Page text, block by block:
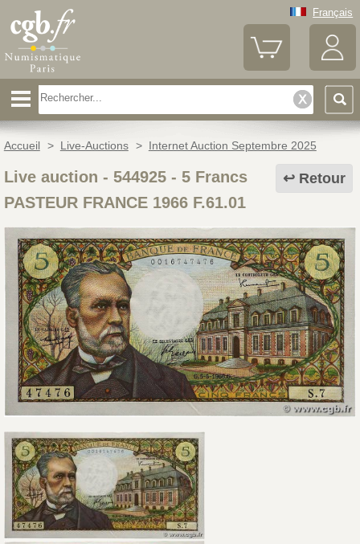
Français
Accueil > Live-Auctions > Internet Auction Septembre 2025
Retour
Live auction - 544925- 5 Francs
PASTEUR FRANCE 1966 F.61.01